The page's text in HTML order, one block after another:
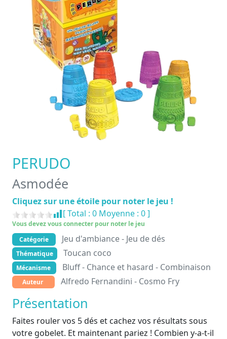
PERUDO
Asmodée
Cliquez sur une étoile pour noter le jeu !
[ Total : 0 Moyenne : 0]
Vous devez vous connecter pour noter le jeu
Catégorie
Jeu d'ambiance - Jeu de dés
Thématique Toucan coco
Mécanisme Bluff - Chance et hasard - Combinaison
Auteur Alfredo Fernandini - Cosmo Fry
Présentation
Faites rouler vos 5 dés et cachez vos résultats sous
votre gobelet. Et maintenant pariez ! Combien y-a-t-il